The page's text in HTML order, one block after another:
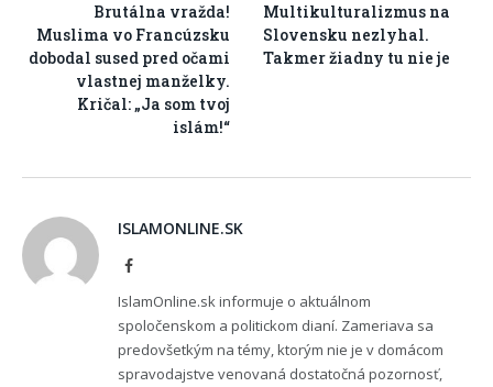
Brutálna vražda!
Muslima vo Francúzsku
dobodal sused pred očami
vlastnej manželky.
Kričal: „Ja som tvoj
islám!“
Multikulturalizmus na
Slovensku nezlyhal.
Takmer žiadny tu nie je
ISLAMONLINE.SK
Facebook
IslamOnline.sk informuje o aktuálnom
spoločenskom a politickom dianí. Zameriava sa
predovšetkým na témy, ktorým nie je v domácom
spravodajstve venovaná dostatočná pozornosť,